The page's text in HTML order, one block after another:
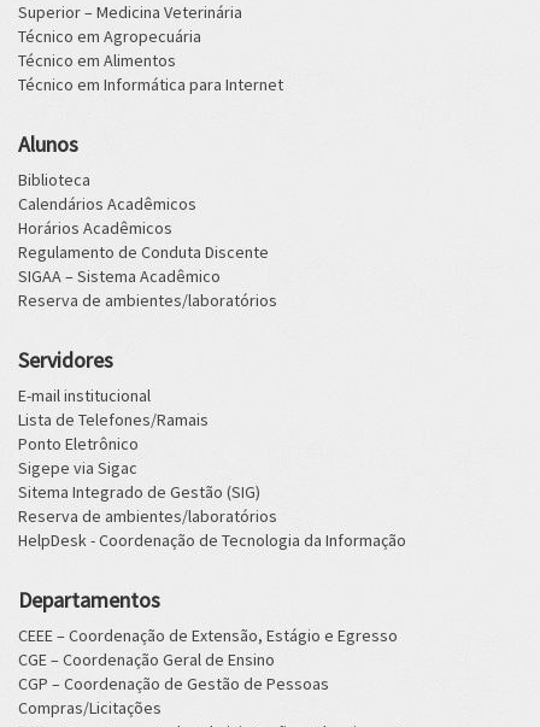
Superior – Medicina Veterinária
Técnico em Agropecuária
Técnico em Alimentos
Técnico em Informática para Internet
Alunos
Biblioteca
Calendários Acadêmicos
Horários Acadêmicos
Regulamento de Conduta Discente
SIGAA – Sistema Acadêmico
Reserva de ambientes/laboratórios
Servidores
E-mail institucional
Lista de Telefones/Ramais
Ponto Eletrônico
Sigepe via Sigac
Sitema Integrado de Gestão (SIG)
Reserva de ambientes/laboratórios
HelpDesk - Coordenação de Tecnologia da Informação
Departamentos
CEEE – Coordenação de Extensão, Estágio e Egresso
CGE – Coordenação Geral de Ensino
CGP – Coordenação de Gestão de Pessoas
Compras/Licitações